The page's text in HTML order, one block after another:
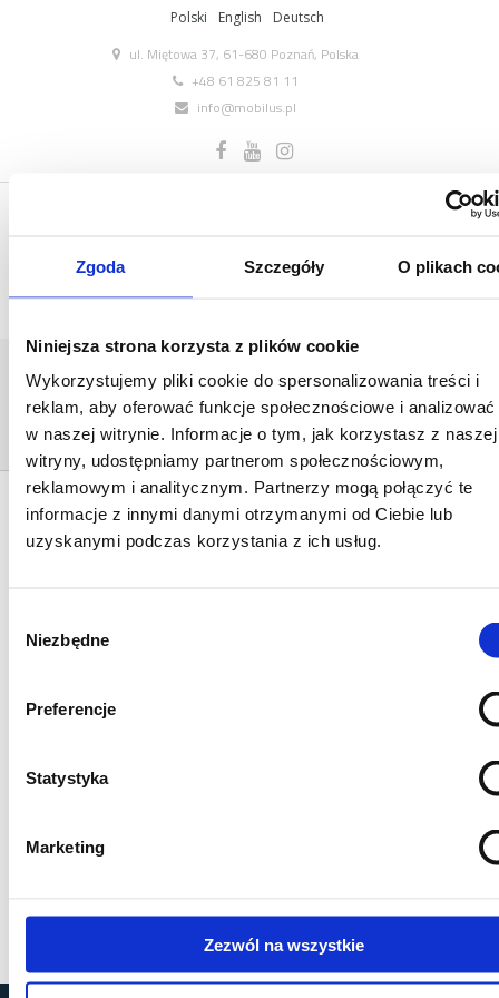
Zgoda Szczegóły O plikach
Niniejsza strona korzysta z plików cookie
Wykorzystujemy pliki cookie do spersonalizowania treści i
reklam, aby oferować funkcje społecznościowe i
w naszej witrynie. Informacje o tym, jak korzystasz z naszej
witryny, udostępniamy partnerom społecznościowym,
reklamowym i analitycznym. Partnerzy mogą połączyć te
informacje z innymi danymi otrzymanymi od Ciebie lub
uzyskanymi podczas korzystania z ich usług.
zgody
Niezbędne
Preferencje
Statystyka
Marketing
Zezwól na wszystkie
Polski English Deutsch
ul. Miętowa 37, 61-680 Poznań, Polska
+48 61 825 81 11
info@mobilus.pl
Home [:pl]Materiały
marketingowe[:en]Marketing
materials[:de]Marketing-Materialien[:] /
broszura_mobilus_prezentacja_a4_Strona_01